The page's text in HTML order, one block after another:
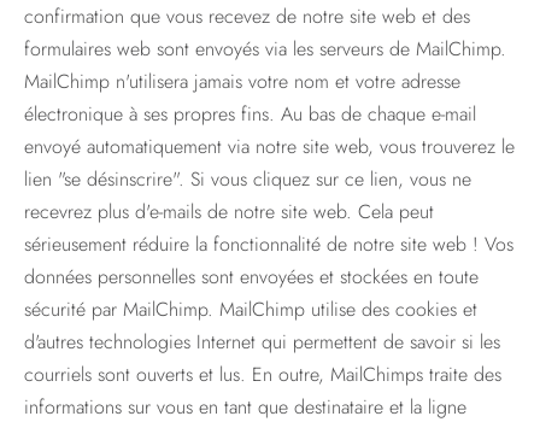
confirmation que vous recevez de notre site web et des
formulaires web sont envoyés via les serveurs de MailChimp.
MailChimp n'utilisera jamais votre nom et votre adresse
électronique à ses propres fins. Au bas de chaque e-mail
envoyé automatiquement via notre site web, vous trouverez le
lien "se désinscrire". Si vous cliquez sur ce lien, vous ne
recevrez plus d'e-mails de notre site web. Cela peut
sérieusement réduire la fonctionnalité de notre site web ! Vos
données personnelles sont envoyées et stockées en toute
sécurité par MailChimp. MailChimp utilise des cookies et
d'autres technologies Internet qui permettent de savoir si les
courriels sont ouverts et lus. En outre, MailChimps traite des
informations sur vous en tant que destinataire et la ligne